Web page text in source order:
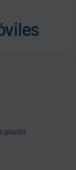
planta